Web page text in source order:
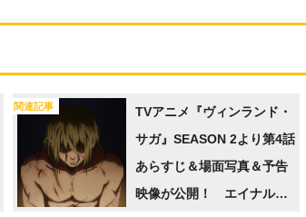
関連記事
TVアニメ『ヴィンランド・
サガ』SEASON 2より第4話
あらすじ＆場面写真＆予告
映像が公開！ エイナルは